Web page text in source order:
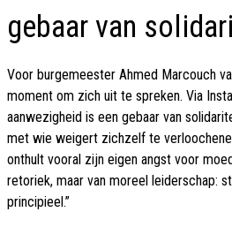
gebaar van
Voor burgemeester Ahmed Marcouch
moment om zich uit te spreken. Via
aanwezigheid is een gebaar van
met wie weigert zichzelf te
onthult vooral zijn eigen angst voor
retoriek, maar van moreel leiderschap:
principieel.”